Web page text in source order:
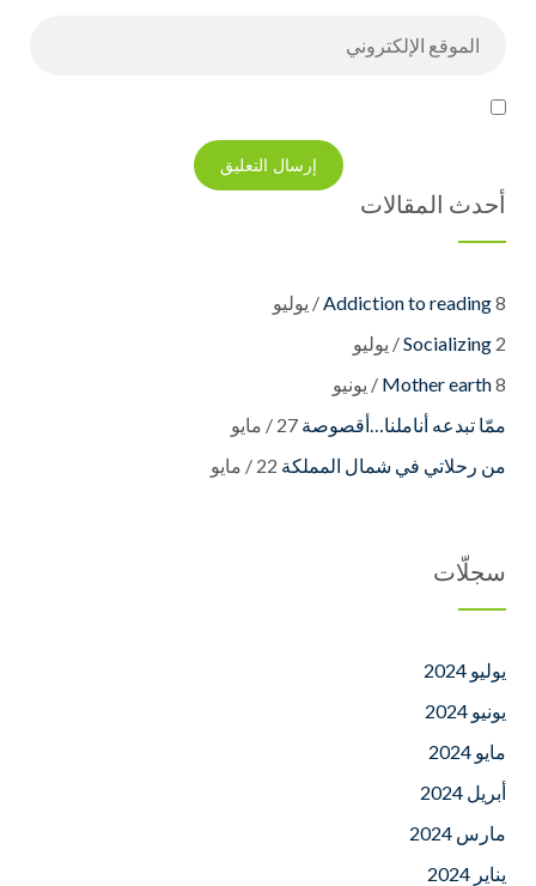
أحدث المقالات
Addiction to reading8 / يوليو
Socializing 2 / يوليو
Mother earth8 / يونيو
27 / مايو
22 / مايو
سجلّات
يوليو 2024
يونيو 2024
مايو 2024
أبريل 2024
مارس 2024
يناير 2024